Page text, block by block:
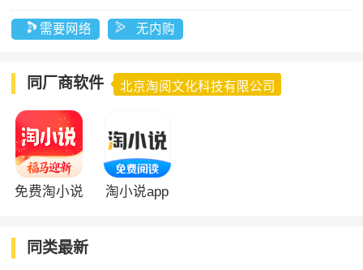
需要网络 无内购
同厂商软件 北京淘阅文化科技有限公司
免费淘小说
淘小说app
同类最新